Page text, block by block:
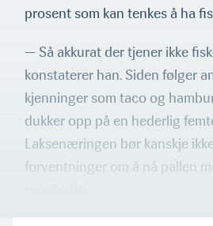
prosent som kan tenkes å ha
— Så akkurat der tjener ikke
konstaterer han. Siden følger
kjenninger som taco og
dukker opp på en hederlig
Laksenæringen bør kanskje
forventninger om å nå pallen